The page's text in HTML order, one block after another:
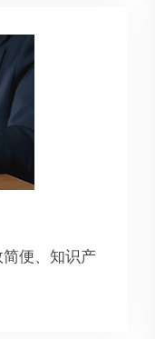
便、知识产